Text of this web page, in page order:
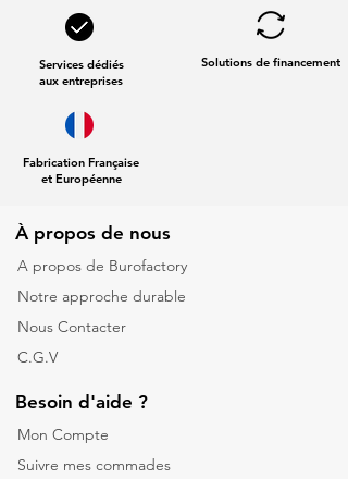
Services dédiés
aux entreprises
Fabrication Française
et Européenne
Solutions de financement
À propos de nous
A propos de Burofactory
Notre approche durable
Nous Contacter
C.G.V
Besoin d'aide ?
Mon Compte
Suivre mes commades